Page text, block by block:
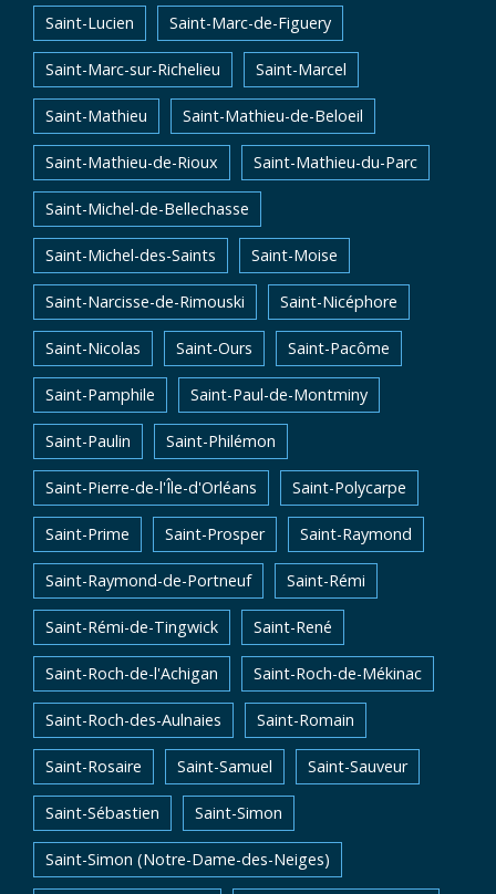
Saint-Lucien Saint-Marc-de-Figuery
Saint-Marc-sur-Richelieu Saint-Marcel
Saint-Mathieu Saint-Mathieu-de-Beloeil
Saint-Mathieu-de-Rioux Saint-Mathieu-du-Parc
Saint-Michel-de-Bellechasse
Saint-Michel-des-Saints Saint-Moise
Saint-Narcisse-de-Rimouski Saint-Nicéphore
Saint-Nicolas Saint-Ours Saint-Pacôme
Saint-Pamphile Saint-Paul-de-Montminy
Saint-Paulin Saint-Philémon
Saint-Pierre-de-l'Île-d'Orléans Saint-Polycarpe
Saint-Prime Saint-Prosper Saint-Raymond
Saint-Raymond-de-Portneuf Saint-Rémi
Saint-Rémi-de-Tingwick Saint-René
Saint-Roch-de-l'Achigan Saint-Roch-de-Mékinac
Saint-Roch-des-Aulnaies Saint-Romain
Saint-Rosaire Saint-Samuel Saint-Sauveur
Saint-Sébastien Saint-Simon
Saint-Simon (Notre-Dame-des-Neiges)